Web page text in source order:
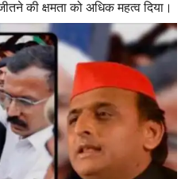
की क्षमता को अधिक महत्व दिया।